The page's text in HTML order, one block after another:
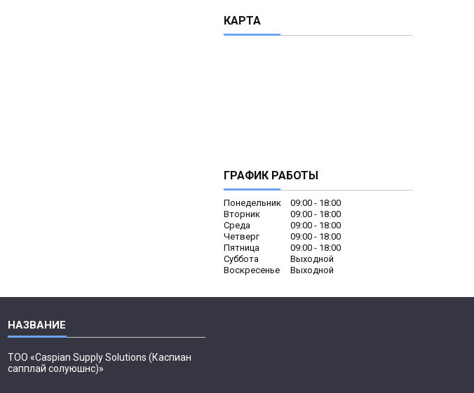
КАРТА
ГРАФИК РАБОТЫ
Понедельник 09:00
18:00
Вторник
09:00
18:00
Среда
09:00
18:00
Четверг
09:00
18:00
Пятница
09:00
18:00
Суббота
Выходной
Воскресенье
Выходной
ТОО «Caspian Supply Solutions (Каспиан
сапплай солуюшнс)»